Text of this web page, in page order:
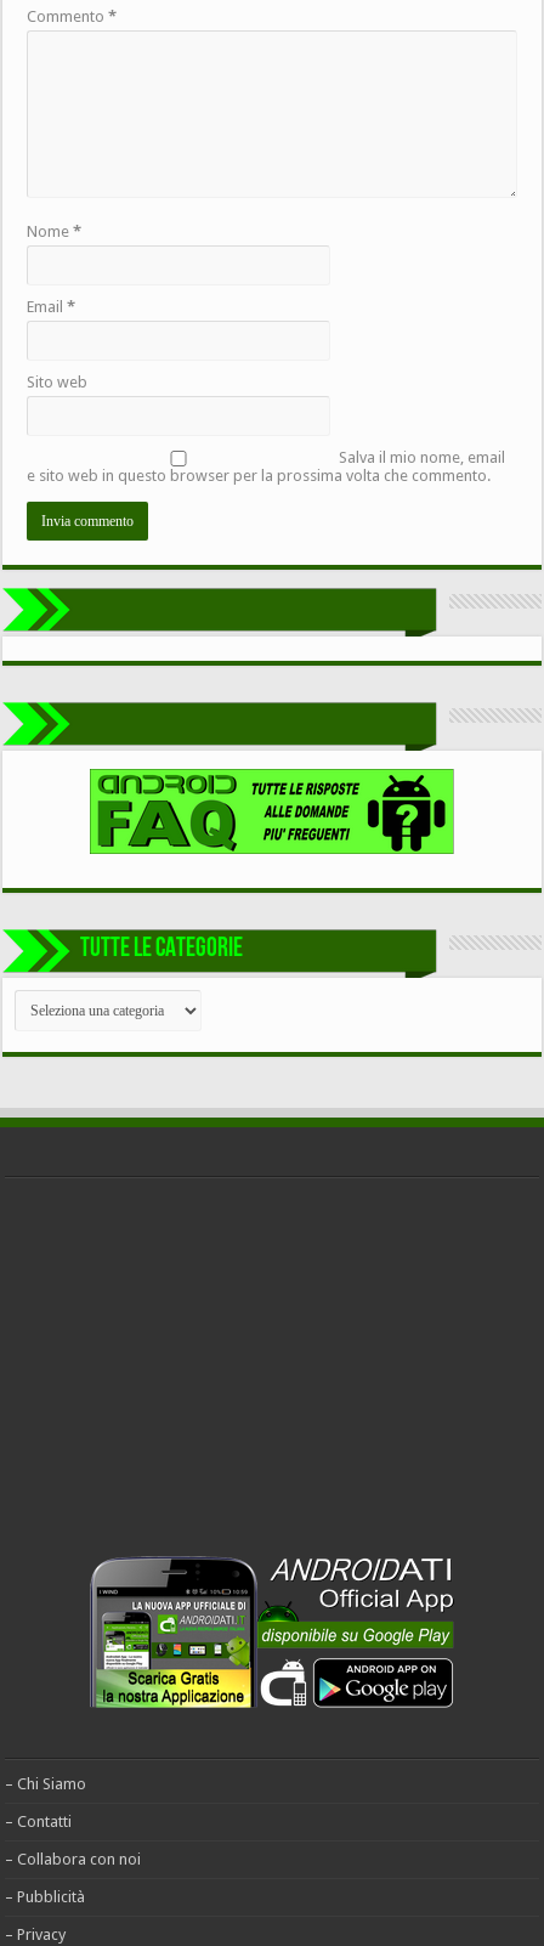
Commento*
Nome*
Email*
Sito web
Salva il mio nome, email
e sito web in questo browser per la prossima volta che commento.
TUTTE LE CATEGORIE
TUTTE
CATEGORIE
– Chi Siamo
– Contatti
– Collabora con noi
– Pubblicità
– Privacy